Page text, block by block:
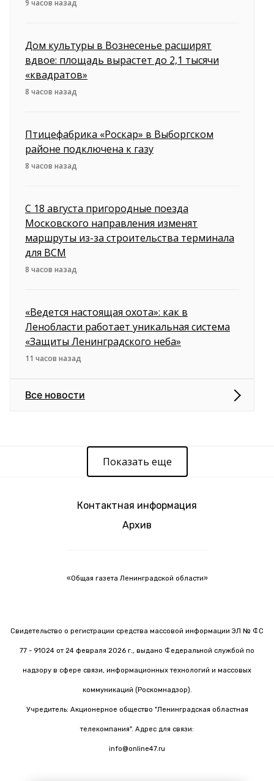
9 часов назад
Дом культуры в Вознесенье расширят
вдвое: площадь вырастет до 2,1 тысячи
«квадратов»
8 часов назад
Птицефабрика «Роскар» в Выборгском
районе подключена к газу
8 часов назад
С 18 августа пригородные поезда
Московского направления изменят
маршруты из-за строительства терминала
для ВСМ
8 часов назад
«Ведется настоящая охота»: как в
Ленобласти работает уникальная система
«Защиты Ленинградского неба»
11 часов назад
Все новости
Показать еще
Контактная информация
Архив
«Общая газета Ленинградской области»
Свидетельство о регистрации средства массовой информации ЭЛ № ФС
77 - 91024 от 24 февраля 2026 г., выдано Федеральной службой по
надзору в сфере связи, информационных технологий и массовых
коммуникаций (Роскомнадзор).
Учредитель: Акционерное общество "Ленинградская областная
телекомпания". Адрес для связи:
info@online47.ru